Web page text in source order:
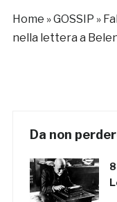
Home »GOSSIP »
nella lettera a
Da non